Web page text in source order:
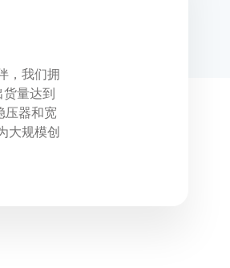
，我们拥
量达到
压器和宽
大规模创